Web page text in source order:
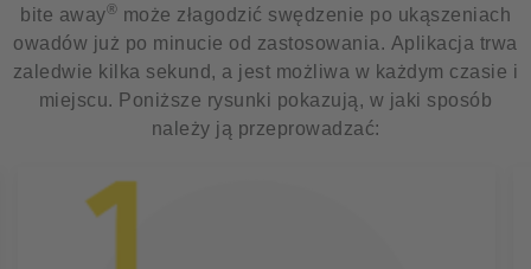
bite away® może złagodzić swędzenie po ukąszeniach
owadów już po minucie od zastosowania. Aplikacja trwa
zaledwie kilka sekund, a jest możliwa w każdym czasie i
miejscu. Poniższe rysunki pokazują, w jaki sposób
należy ją przeprowadzać: